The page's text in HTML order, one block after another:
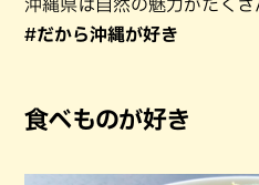
沖縄県は自然の魅力がたくさ
#だから沖縄が好き
食べものが好き